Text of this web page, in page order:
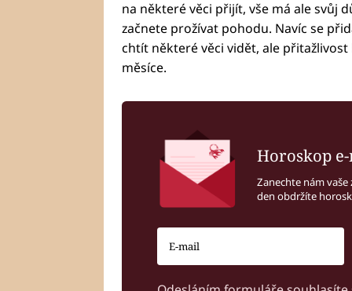
na některé věci přijít, vše má ale svůj
začnete prožívat pohodu. Navíc se
chtít některé věci vidět, ale
měsíce.
Horoskop
Zanechte nám
den obdržíte